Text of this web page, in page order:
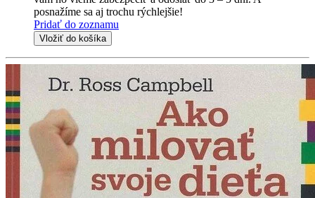
posnažíme sa aj trochu rýchlejšie!
Pridať do zoznamu
Vložiť do košíka